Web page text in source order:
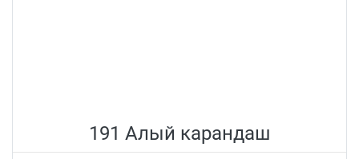
191 Алый карандаш